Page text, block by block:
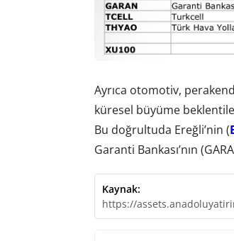
Ayrıca otomotiv,
küresel büyüme
Bu doğrultuda Ereğli’nin (
Garanti Bankası’nın
Kaynak:
https://